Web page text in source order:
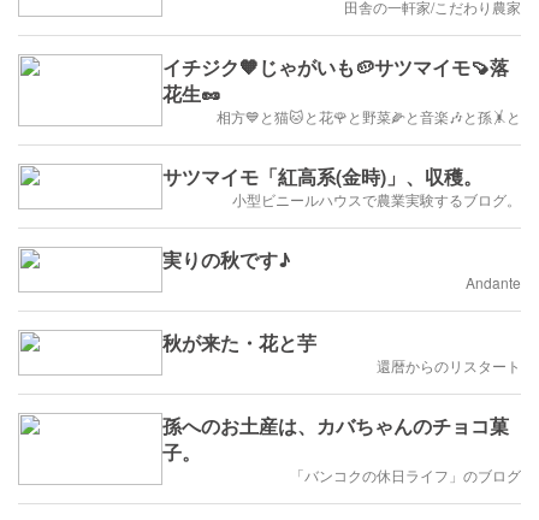
田舎の一軒家/こだわり農家
イチジク🧡じゃがいも🥔サツマイモ🍠落
花生🥜
相方💙と猫🐱と花🌹と野菜🌽と音楽🎶と孫🤸と
サツマイモ「紅高系(金時)」、収穫。
小型ビニールハウスで農業実験するブログ。
実りの秋です♪
Andante
秋が来た・花と芋
還暦からのリスタート
孫へのお土産は、カバちゃんのチョコ菓
子。
「バンコクの休日ライフ」のブログ